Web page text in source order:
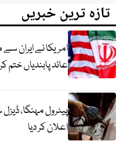
تازہ ترین خبریں
عائد پابندیاں ختم
پیٹرول مہنگا،
اعلان کر دیا